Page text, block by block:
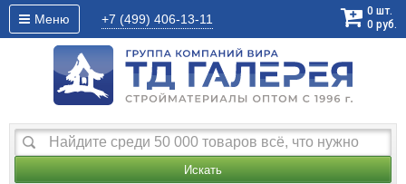
Меню +7 (499) 406-13-11
0 шт.
0 руб.
Искать